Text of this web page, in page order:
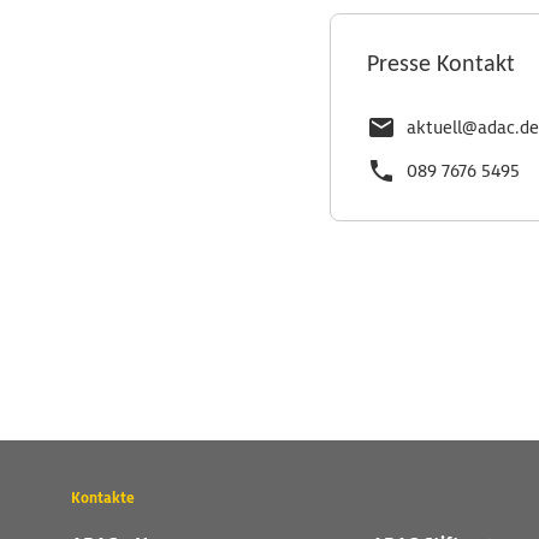
Presse Kontakt
aktuell@adac.de
089 7676 5495
Wichtige
Kontakte